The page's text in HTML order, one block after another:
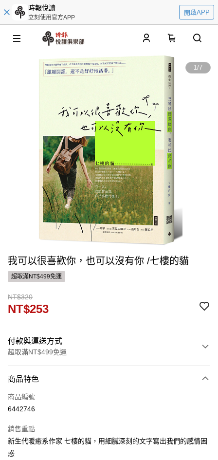
時報悅讀
立刻使用官方APP
開啟APP
1/7
我可以很喜歡你，也可以沒有你 /七樓的貓
超取滿NT$499免運
NT$320
NT$253
付款與運送方式
超取滿NT$499免運
信用卡一次付款
ATM付款
運送方式
付款後全家取貨
每筆NT$60，滿NT$499(含以上)免運費
商品特色
商品編號
6442746
銷售重點
新生代暖癒系作家 七樓的貓，用細膩深刻的文字寫出我們的感情困
惑